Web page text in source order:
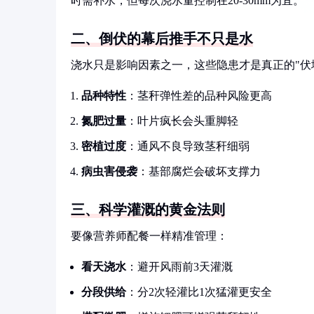
二、倒伏的幕后推手不只是水
浇水只是影响因素之一，这些隐患才是真正的"
品种特性 ：茎秆弹性差的品种风险更高
氮肥过量 ：叶片疯长会头重脚轻
密植过度 ：通风不良导致茎秆细弱
病虫害侵袭：基部腐烂会破坏支撑力
三、科学灌溉的黄金法则
要像营养师配餐一样精准管理：
看天浇水 ：避开风雨前3天灌溉
分段供给：分2次轻灌比1次猛灌更安全